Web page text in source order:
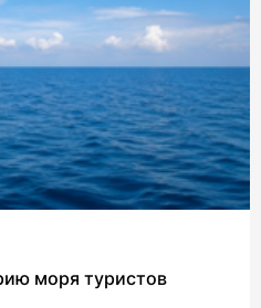
моря туристов